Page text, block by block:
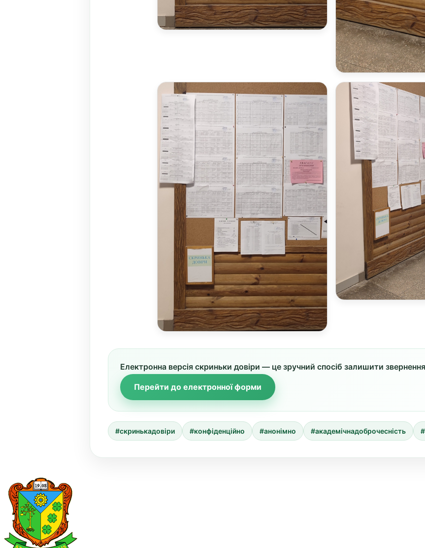
Електронна версія скриньки довіри — це зручний спосіб залишити
Перейти до електронної форми
#скринькадовіри #конфіденційно #анонімно #академічнадоброчесність